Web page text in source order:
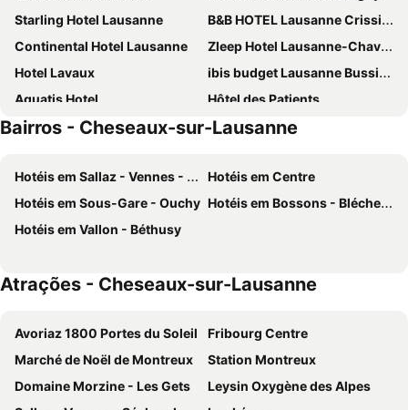
Starling Hotel Lausanne
B&B HOTEL Lausanne Crissier
Continental Hotel Lausanne
Zleep Hotel Lausanne-Chavannes
Hotel Lavaux
ibis budget Lausanne Bussigny
Aquatis Hotel
Hôtel des Patients
Hôtel de la Paix Lausanne
Alpha by Fassbind
Hotel Prealpina
ibis Lausanne Crissier
Moxy Lausanne City
Swiss Wine by Fassbind
Mövenpick Hotel Lausanne
Swiss Chocolate by Fassbind Lausanne
Royal Savoy Hotel & Spa
Lausanne Palace
Swiss Chocolate Lausanne by Fassbind
Au P'tit Bonheur
Cosy private room in Lausanne center
Hotel Mirabeau
Hotel Angleterre
Bairros - Cheseaux-sur-Lausanne
Hotéis em Sallaz - Vennes - Séchaud
Hotéis em Centre
Hotéis em Sous-Gare - Ouchy Hotéis em Bossons - Blécherette
Hotéis em Vallon - Béthusy
Atrações - Cheseaux-sur-Lausanne
Avoriaz 1800 Portes du Soleil
Fribourg Centre
Marché de Noël de Montreux
Station Montreux
Domaine Morzine - Les Gets
Leysin Oxygène des Alpes